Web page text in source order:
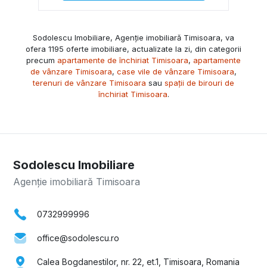
Sodolescu Imobiliare, Agenție imobiliară Timisoara, va
ofera 1195 oferte imobiliare, actualizate la zi, din categorii
precum apartamente de închiriat Timisoara, apartamente
de vânzare Timisoara, case vile de vânzare Timisoara,
terenuri de vânzare Timisoara sau spații de birouri de
închiriat Timisoara.
Sodolescu Imobiliare
Agenție imobiliară Timisoara
0732999996
office@sodolescu.ro
Calea Bogdanestilor, nr. 22, et.1, Timisoara, Romania